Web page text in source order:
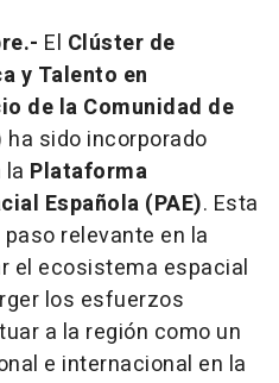
El Clúster de
y Talento en
de la Comunidad de
ha sido incorporado
Plataforma
Española (PAE). Esta
relevante en la
el ecosistema espacial
los esfuerzos
a la región como un
e internacional en la